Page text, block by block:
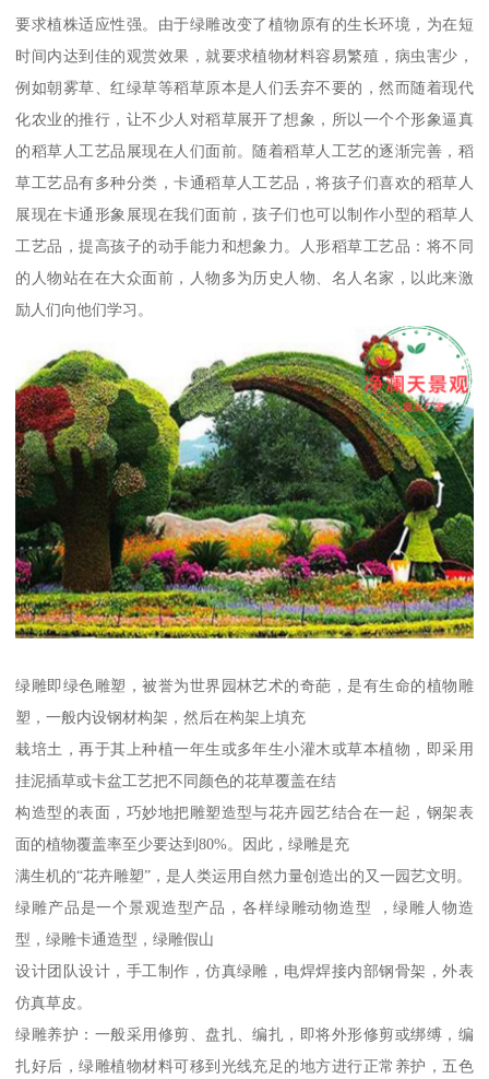
要求植株适应性强。由于绿雕改变了植物原有的生长环境，为在短
时间内达到佳的观赏效果，就要求植物材料容易繁殖，病虫害少，
例如朝雾草、红绿草等稻草原本是人们丢弃不要的，然而随着现代
化农业的推行，让不少人对稻草展开了想象，所以一个个形象逼真
的稻草人工艺品展现在人们面前。随着稻草人工艺的逐渐完善，稻
草工艺品有多种分类，卡通稻草人工艺品，将孩子们喜欢的稻草人
展现在卡通形象展现在我们面前，孩子们也可以制作小型的稻草人
工艺品，提高孩子的动手能力和想象力。人形稻草工艺品：将不同
的人物站在在大众面前，人物多为历史人物、名人名家，以此来激
励人们向他们学习。
绿雕即绿色雕塑，被誉为世界园林艺术的奇葩，是有生命的植物雕
塑，一般内设钢材构架，然后在构架上填充
栽培土，再于其上种植一年生或多年生小灌木或草本植物，即采用
挂泥插草或卡盆工艺把不同颜色的花草覆盖在结
构造型的表面，巧妙地把雕塑造型与花卉园艺结合在一起，钢架表
面的植物覆盖率至少要达到80%。因此，绿雕是充
满生机的“花卉雕塑”，是人类运用自然力量创造出的又一园艺文明。
绿雕产品是一个景观造型产品，各样绿雕动物造型 ，绿雕人物造
型，绿雕卡通造型，绿雕假山
设计团队设计，手工制作，仿真绿雕，电焊焊接内部钢骨架，外表
仿真草皮。
绿雕养护：一般采用修剪、盘扎、编扎，即将外形修剪或绑缚，编
扎好后，绿雕植物材料可移到光线充足的地方进行正常养护，五色